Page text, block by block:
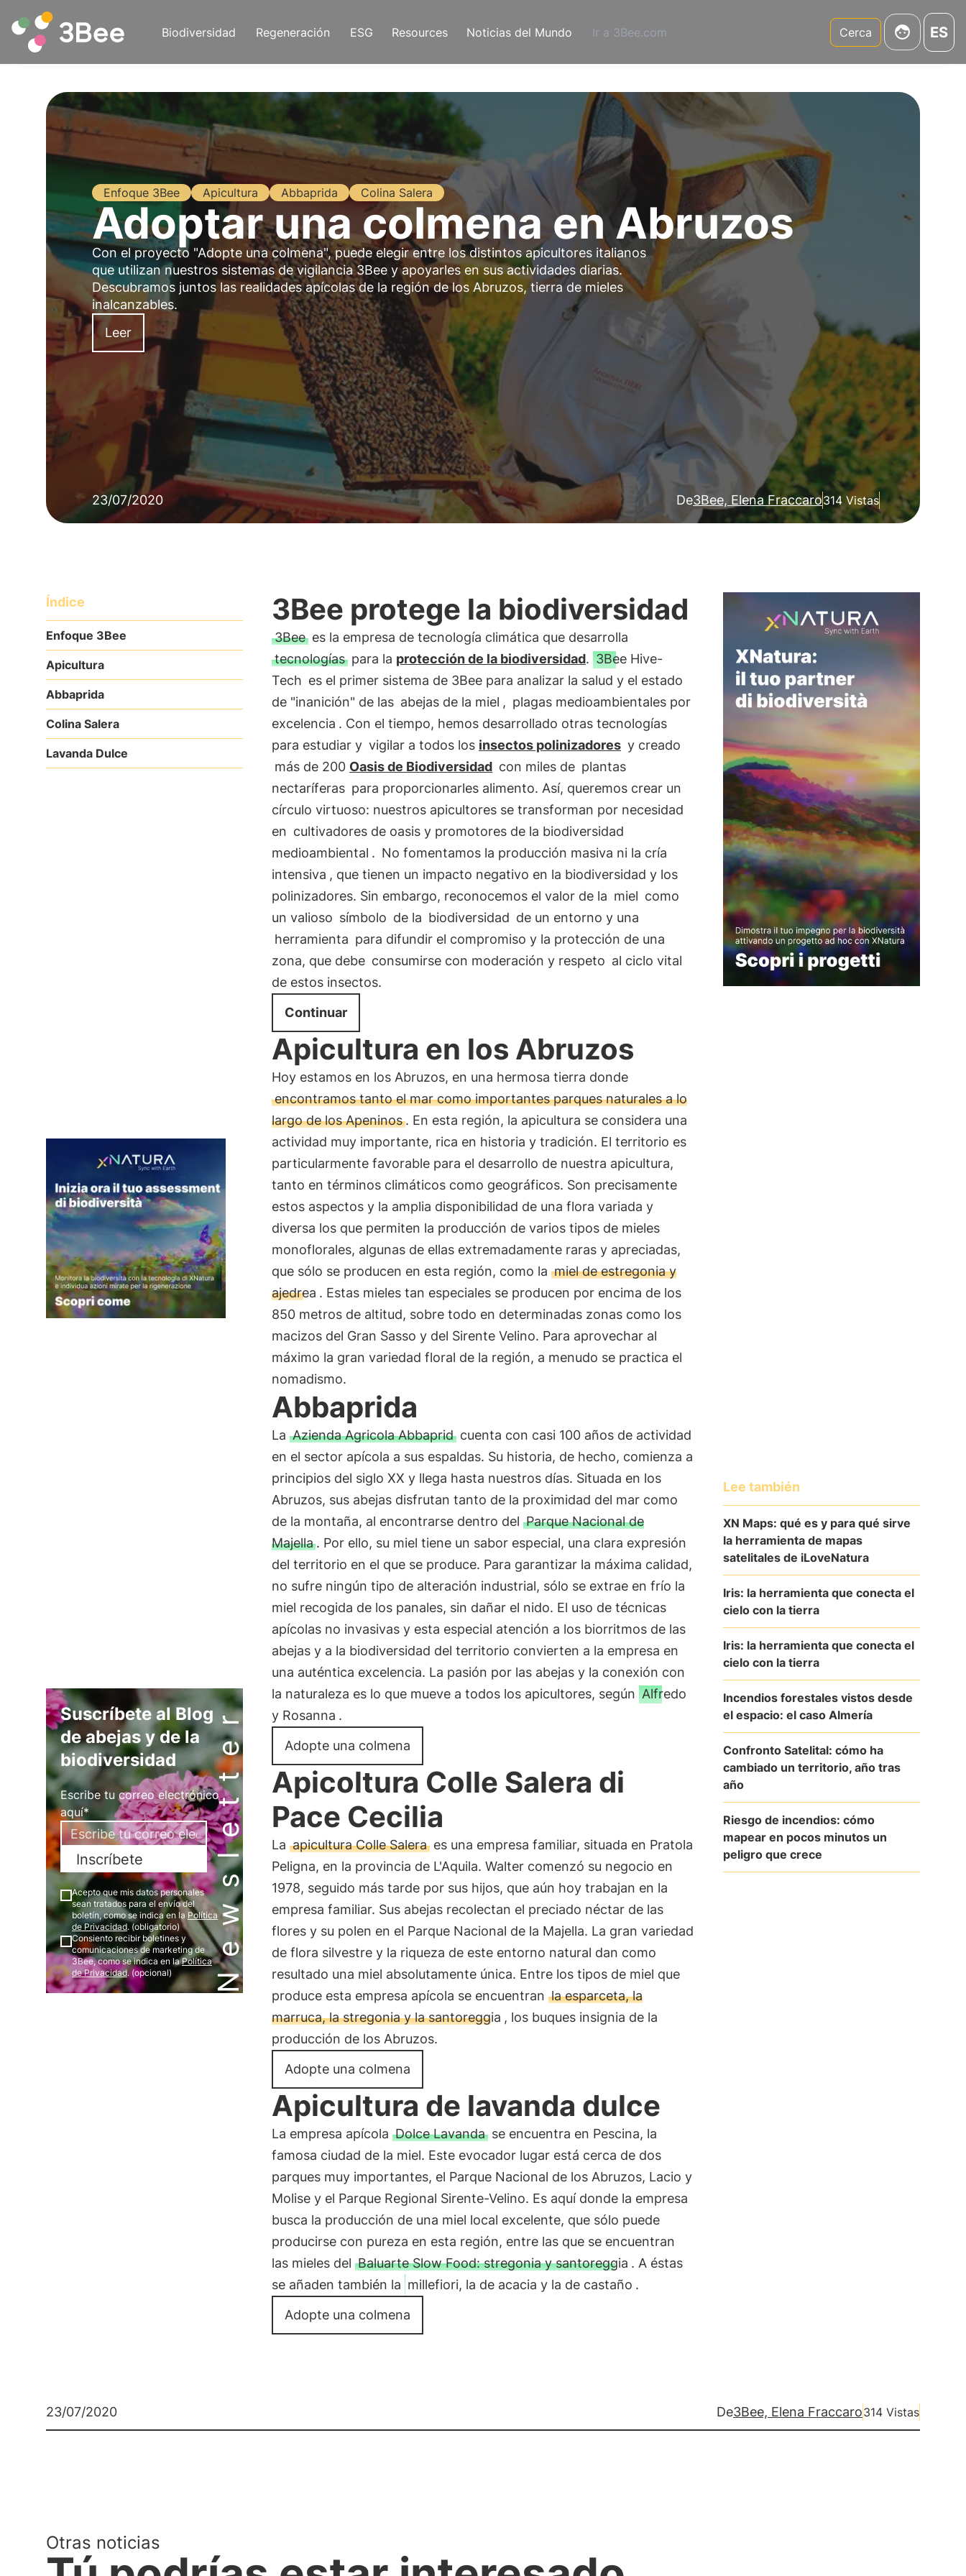
Biodiversidad Regeneración ESG Resources Noticias del Mundo Ir a 3Bee.com Cerca ES
Enfoque 3Bee Apicultura Abbaprida Colina Salera
Adoptar una colmena en Abruzos
Con el proyecto "Adopte una colmena", puede elegir entre los distintos apicultores italianos
que utilizan nuestros sistemas de vigilancia 3Bee y apoyarles en sus actividades diarias.
Descubramos juntos las realidades apícolas de la región de los Abruzos, tierra de mieles
inalcanzables.
Leer
23/07/2020 De3Bee, Elena Fraccaro314 Vistas
Índice
Enfoque 3Bee
Apicultura
Abbaprida
Colina Salera
Lavanda Dulce
Newsletter
Suscríbete al Blog
de abejas y de la
biodiversidad
Escribe tu correo electrónico
aquí*
Inscríbete
Acepto que mis datos personales
sean tratados para el envío del
boletín, como se indica en la Política
de Privacidad. (obligatorio)
Consiento recibir boletines y
comunicaciones de marketing de
3Bee, como se indica en laPolítica
de Privacidad. (opcional)
3Bee protege la biodiversidad
3Beees la empresa de tecnología climática que desarrolla
tecnologíaspara la protección de la biodiversidad. 3Bee Hive-
Tech es el primer sistema de 3Bee para analizar la salud y el estado
de "inanición" de las abejas de la miel , plagas medioambientales por
excelencia . Con el tiempo, hemos desarrollado otras tecnologías
para estudiar y vigilar a todos los insectos polinizadores y creado
más de 200 Oasis de Biodiversidad con miles de plantas
nectaríferas para proporcionarles alimento. Así, queremos crear un
círculo virtuoso: nuestros apicultores se transforman por necesidad
en cultivadores de oasis y promotores de la biodiversidad
medioambiental . No fomentamos la producción masiva ni la cría
intensiva , que tienen un impacto negativo en la biodiversidad y los
polinizadores. Sin embargo, reconocemos el valor de la miel como
un valioso símbolo de la biodiversidad de un entorno y una
herramienta para difundir el compromiso y la protección de una
zona, que debe consumirse con moderación y respeto al ciclo vital
de estos insectos.
Continuar
Apicultura en los Abruzos
Hoy estamos en los Abruzos, en una hermosa tierra donde
encontramos tanto el mar como importantes parques naturales a lo
largo de los Apeninos. En esta región, la apicultura se considera una
actividad muy importante, rica en historia y tradición. El territorio es
particularmente favorable para el desarrollo de nuestra apicultura,
tanto en términos climáticos como geográficos. Son precisamente
estos aspectos y la amplia disponibilidad de una flora variada y
diversa los que permiten la producción de varios tipos de mieles
monoflorales, algunas de ellas extremadamente raras y apreciadas,
que sólo se producen en esta región, como la miel de estregonia y
ajedrea . Estas mieles tan especiales se producen por encima de los
850 metros de altitud, sobre todo en determinadas zonas como los
macizos del Gran Sasso y del Sirente Velino. Para aprovechar al
máximo la gran variedad floral de la región, a menudo se practica el
nomadismo.
Abbaprida
La Azienda Agricola Abbapridcuenta con casi 100 años de actividad
en el sector apícola a sus espaldas. Su historia, de hecho, comienza a
principios del siglo XX y llega hasta nuestros días. Situada en los
Abruzos, sus abejas disfrutan tanto de la proximidad del mar como
de la montaña, al encontrarse dentro del Parque Nacional de
Majella . Por ello, su miel tiene un sabor especial, una clara expresión
del territorio en el que se produce. Para garantizar la máxima calidad,
no sufre ningún tipo de alteración industrial, sólo se extrae en frío la
miel recogida de los panales, sin dañar el nido. El uso de técnicas
apícolas no invasivas y esta especial atención a los biorritmos de las
abejas y a la biodiversidad del territorio convierten a la empresa en
una auténtica excelencia. La pasión por las abejas y la conexión con
la naturaleza es lo que mueve a todos los apicultores, según Alfredo
y Rosanna .
Adopte una colmena
Apicoltura Colle Salera di
Pace Cecilia
La apicultura Colle Saleraes una empresa familiar, situada en Pratola
Peligna, en la provincia de L'Aquila. Walter comenzó su negocio en
1978, seguido más tarde por sus hijos, que aún hoy trabajan en la
empresa familiar. Sus abejas recolectan el preciado néctar de las
flores y su polen en el Parque Nacional de la Majella. La gran variedad
de flora silvestre y la riqueza de este entorno natural dan como
resultado una miel absolutamente única. Entre los tipos de miel que
produce esta empresa apícola se encuentran la esparceta, la
marruca, la stregonia y la santoreggia , los buques insignia de la
producción de los Abruzos.
Adopte una colmena
Apicultura de lavanda dulce
La empresa apícola Dolce Lavandase encuentra en Pescina, la
famosa ciudad de la miel. Este evocador lugar está cerca de dos
parques muy importantes, el Parque Nacional de los Abruzos, Lacio y
Molise y el Parque Regional Sirente-Velino. Es aquí donde la empresa
busca la producción de una miel local excelente, que sólo puede
producirse con pureza en esta región, entre las que se encuentran
las mieles del Baluarte Slow Food: stregonia y santoreggia . A éstas
se añaden también la millefiori, la de acacia y la de castaño .
Adopte una colmena
Lee también
XN Maps: qué es y para qué sirve
la herramienta de mapas
satelitales de iLoveNatura
Iris: la herramienta que conecta el
cielo con la tierra
Iris: la herramienta que conecta el
cielo con la tierra
Incendios forestales vistos desde
el espacio: el caso Almería
Confronto Satelital: cómo ha
cambiado un territorio, año tras
año
Riesgo de incendios: cómo
mapear en pocos minutos un
peligro que crece
23/07/2020 De3Bee, Elena Fraccaro314 Vistas
Otras noticias